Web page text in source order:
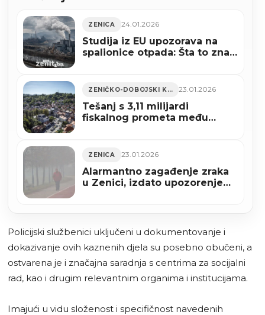
ZENICA 24.01.2026
Studija iz EU upozorava na
spalionice otpada: Šta to znači
ZENIČKO-DOBOJSKI KANTON 23.01.2026
Tešanj s 3,11 milijardi
fiskalnog prometa među
ZENICA 23.01.2026
Alarmantno zagađenje zraka
u Zenici, izdato upozorenje
Policijski službenici uključeni u dokumentovanje i
dokazivanje ovih kaznenih djela su posebno obučeni, a
ostvarena je i značajna saradnja s centrima za socijalni
rad, kao i drugim relevantnim organima i institucijama.
Imajući u vidu složenost i specifičnost navedenih